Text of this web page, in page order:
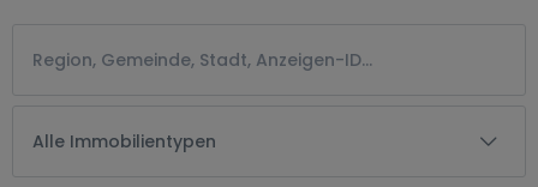
Alle Immobilientypen